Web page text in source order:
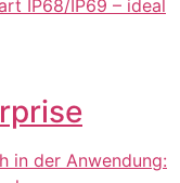
IP68/IP69 – ideal
in der Anwendung: